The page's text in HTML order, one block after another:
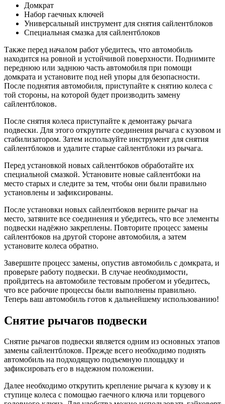
Домкрат
Набор гаечных ключей
Универсальный инструмент для снятия сайлентблоков
Специальная смазка для сайлентблоков
Также перед началом работ убедитесь, что автомобиль
находится на ровной и устойчивой поверхности. Поднимите
переднюю или заднюю часть автомобиля при помощи
домкрата и установите под ней упоры для безопасности.
После поднятия автомобиля, приступайте к снятию колеса с
той стороны, на которой будет производить замену
сайлентблоков.
После снятия колеса приступайте к демонтажу рычага
подвески. Для этого открутите соединения рычага с кузовом и
стабилизатором. Затем используйте инструмент для снятия
сайлентблоков и удалите старые сайлентблоки из рычага.
Перед установкой новых сайлентбоков обработайте их
специальной смазкой. Установите новые сайлентбоки на
место старых и следите за тем, чтобы они были правильно
установлены и зафиксированы.
После установки новых сайлентбоков верните рычаг на
место, затяните все соединения и убедитесь, что все элементы
подвески надёжно закреплены. Повторите процесс замены
сайлентбоков на другой стороне автомобиля, а затем
установите колеса обратно.
Завершите процесс замены, опустив автомобиль с домкрата, и
проверьте работу подвески. В случае необходимости,
пройдитесь на автомобиле тестовым пробегом и убедитесь,
что все рабочие процессы были выполнены правильно.
Теперь ваш автомобиль готов к дальнейшему использованию!
Снятие рычагов подвески
Снятие рычагов подвески является одним из основных этапов
замены сайлентблоков. Прежде всего необходимо поднять
автомобиль на подходящую подъемную площадку и
зафиксировать его в надежном положении.
Далее необходимо открутить крепление рычага к кузову и к
ступице колеса с помощью гаечного ключа или торцевого